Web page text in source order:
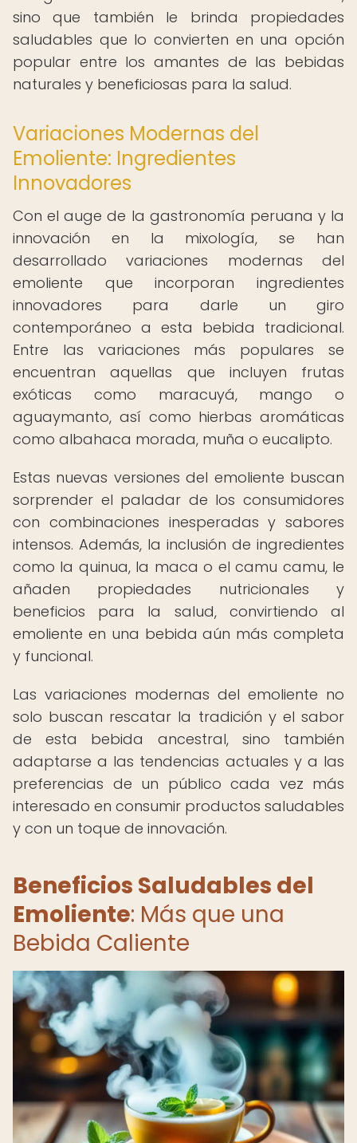
sino que también le brinda propiedades
saludables que lo convierten en una opción
popular entre los amantes de las bebidas
naturales y beneficiosas para la salud.
Variaciones Modernas del
Emoliente: Ingredientes
Innovadores
Con el auge de la gastronomía peruana y la
innovación en la mixología, se han
desarrollado variaciones modernas del
emoliente que incorporan ingredientes
innovadores para darle un giro
contemporáneo a esta bebida tradicional.
Entre las variaciones más populares se
encuentran aquellas que incluyen frutas
exóticas como maracuyá, mango o
aguaymanto, así como hierbas aromáticas
como albahaca morada, muña o eucalipto.
Estas nuevas versiones del emoliente buscan
sorprender el paladar de los consumidores
con combinaciones inesperadas y sabores
intensos. Además, la inclusión de ingredientes
como la quinua, la maca o el camu camu, le
añaden propiedades nutricionales y
beneficios para la salud, convirtiendo al
emoliente en una bebida aún más completa
y funcional.
Las variaciones modernas del emoliente no
solo buscan rescatar la tradición y el sabor
de esta bebida ancestral, sino también
adaptarse a las tendencias actuales y a las
preferencias de un público cada vez más
interesado en consumir productos saludables
y con un toque de innovación.
Beneficios Saludables del
Emoliente: Más que una
Bebida Caliente